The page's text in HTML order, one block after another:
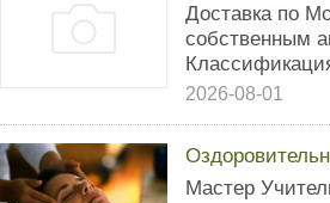
Доставка по
собственным
2026-08-01
Мастер